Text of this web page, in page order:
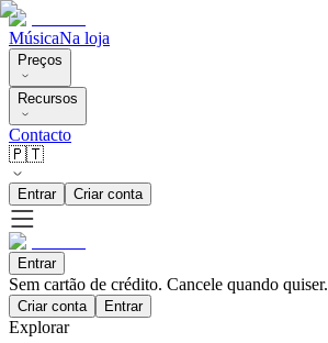
MúsicaNa loja
Preços
Recursos
Contacto
🇵🇹
Entrar Criar conta
Entrar
Sem cartão de crédito. Cancele quando quiser.
Criar conta Entrar
Explorar